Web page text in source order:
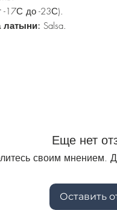
-17С до -23С).
латыни: Salsa.
Еще нет
своим мнением.
Оставить